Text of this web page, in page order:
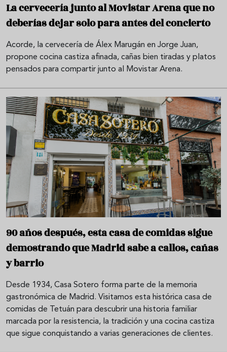
La cervecería junto al Movistar Arena que no
deberías dejar solo para antes del concierto
Acorde, la cervecería de Álex Marugán en Jorge Juan,
propone cocina castiza afinada, cañas bien tiradas y platos
pensados para compartir junto al Movistar Arena.
90 años después, esta casa de comidas sigue
demostrando que Madrid sabe a callos, cañas
y barrio
Desde 1934, Casa Sotero forma parte de la memoria
gastronómica de Madrid. Visitamos esta histórica casa de
comidas de Tetuán para descubrir una historia familiar
marcada por la resistencia, la tradición y una cocina castiza
que sigue conquistando a varias generaciones de clientes.